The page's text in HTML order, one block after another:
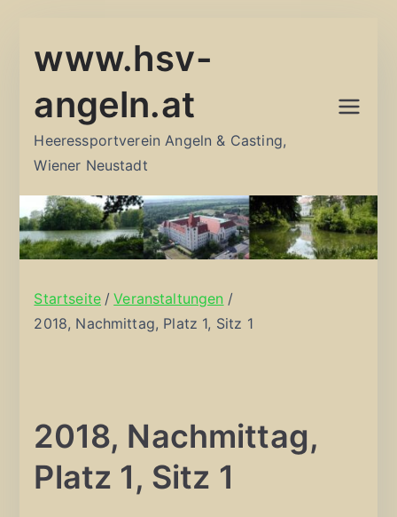
Inhalt
www.hsv-
angeln.at
Heeressportverein Angeln & Casting,
Wiener Neustadt
Startseite
Veranstaltungen
2018, Nachmittag, Platz 1, Sitz 1
2018, Nachmittag,
Platz 1, Sitz 1